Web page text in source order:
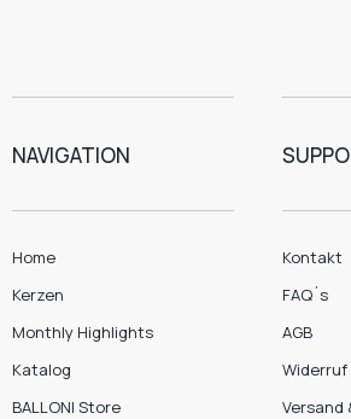
NAVIGATION
Home
Kerzen
Monthly Highlights
Katalog
BALLONI Store
Kontakt
FAQ´s
AGB
Widerruf
Versand